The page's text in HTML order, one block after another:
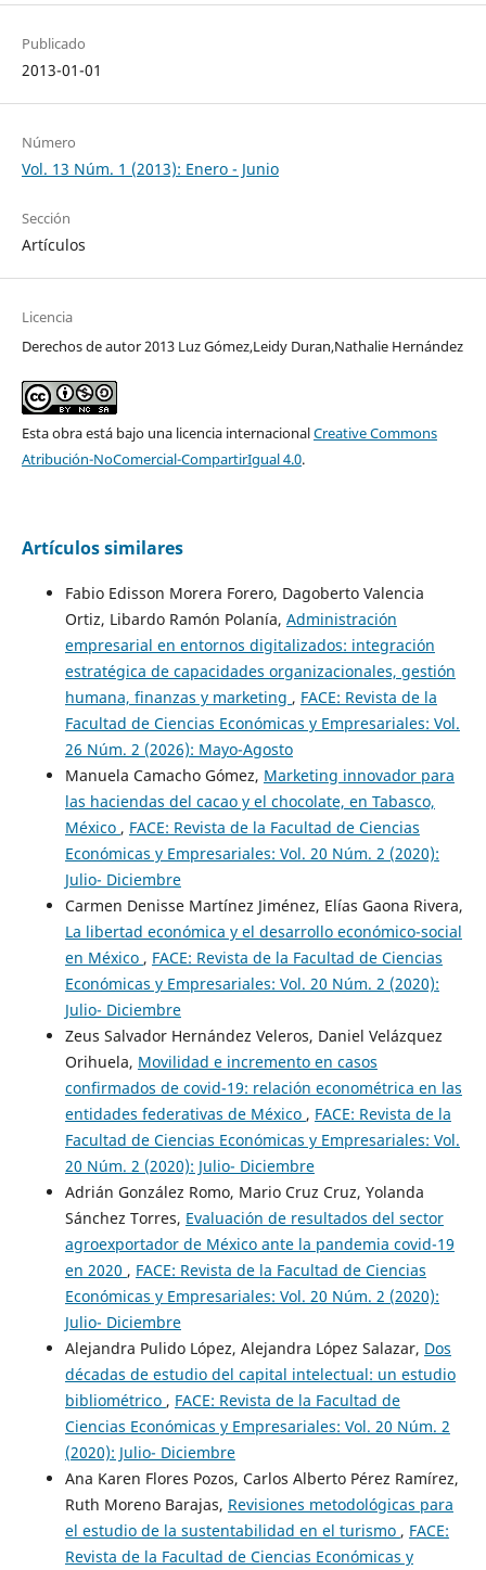
Publicado
2013-01-01
Número
Vol. 13 Núm. 1 (2013): Enero - Junio
Sección
Artículos
Licencia
Derechos de autor 2013 Luz Gómez,Leidy Duran,Nathalie Hernández
Esta obra está bajo una licencia internacionalCreative Commons
Atribución-NoComercial-CompartirIgual 4.0.
Artículos similares
Fabio Edisson Morera Forero, Dagoberto Valencia
Ortiz, Libardo Ramón Polanía, Administración
empresarial en entornos digitalizados: integración
estratégica de capacidades organizacionales, gestión
humana, finanzas y marketing , FACE: Revista de la
Facultad de Ciencias Económicas y Empresariales: Vol.
26 Núm. 2 (2026): Mayo-Agosto
Manuela Camacho Gómez, Marketing innovador para
las haciendas del cacao y el chocolate, en Tabasco,
México , FACE: Revista de la Facultad de Ciencias
Económicas y Empresariales: Vol. 20 Núm. 2 (2020):
Julio- Diciembre
Carmen Denisse Martínez Jiménez, Elías Gaona Rivera,
La libertad económica y el desarrollo económico-social
en México , FACE: Revista de la Facultad de Ciencias
Económicas y Empresariales: Vol. 20 Núm. 2 (2020):
Julio- Diciembre
Zeus Salvador Hernández Veleros, Daniel Velázquez
Orihuela, Movilidad e incremento en casos
confirmados de covid-19: relación econométrica en las
entidades federativas de México , FACE: Revista de la
Facultad de Ciencias Económicas y Empresariales: Vol.
20 Núm. 2 (2020): Julio- Diciembre
Adrián González Romo, Mario Cruz Cruz, Yolanda
Sánchez Torres, Evaluación de resultados del sector
agroexportador de México ante la pandemia covid-19
en 2020 , FACE: Revista de la Facultad de Ciencias
Económicas y Empresariales: Vol. 20 Núm. 2 (2020):
Julio- Diciembre
Alejandra Pulido López, Alejandra López Salazar, Dos
décadas de estudio del capital intelectual: un estudio
bibliométrico , FACE: Revista de la Facultad de
Ciencias Económicas y Empresariales: Vol. 20 Núm. 2
(2020): Julio- Diciembre
Ana Karen Flores Pozos, Carlos Alberto Pérez Ramírez,
Ruth Moreno Barajas, Revisiones metodológicas para
el estudio de la sustentabilidad en el turismo , FACE:
Revista de la Facultad de Ciencias Económicas y